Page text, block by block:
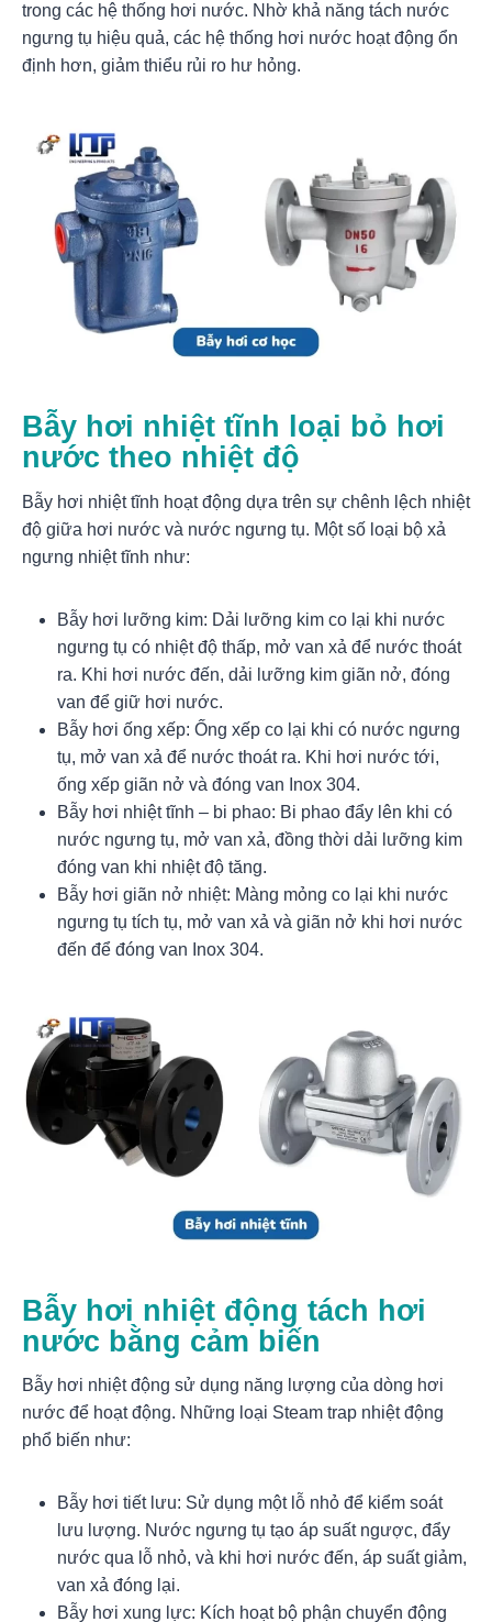
trong các hệ thống hơi nước. Nhờ khả năng tách nước
ngưng tụ hiệu quả, các hệ thống hơi nước hoạt động ổn
định hơn, giảm thiểu rủi ro hư hỏng.
Bẫy hơi nhiệt tĩnh loại bỏ hơi
nước theo nhiệt độ
Bẫy hơi nhiệt tĩnh hoạt động dựa trên sự chênh lệch nhiệt
độ giữa hơi nước và nước ngưng tụ. Một số loại bộ xả
ngưng nhiệt tĩnh như:
Bẫy hơi lưỡng kim: Dải lưỡng kim co lại khi nước
ngưng tụ có nhiệt độ thấp, mở van xả để nước thoát
ra. Khi hơi nước đến, dải lưỡng kim giãn nở, đóng
van để giữ hơi nước.
Bẫy hơi ống xếp: Ống xếp co lại khi có nước ngưng
tụ, mở van xả để nước thoát ra. Khi hơi nước tới,
ống xếp giãn nở và đóng van Inox 304.
Bẫy hơi nhiệt tĩnh – bi phao: Bi phao đẩy lên khi có
nước ngưng tụ, mở van xả, đồng thời dải lưỡng kim
đóng van khi nhiệt độ tăng.
Bẫy hơi giãn nở nhiệt: Màng mỏng co lại khi nước
ngưng tụ tích tụ, mở van xả và giãn nở khi hơi nước
đến để đóng van Inox 304.
Bẫy hơi nhiệt động tách hơi
nước bằng cảm biến
Bẫy hơi nhiệt động sử dụng năng lượng của dòng hơi
nước để hoạt động. Những loại Steam trap nhiệt động
phổ biến như:
Bẫy hơi tiết lưu: Sử dụng một lỗ nhỏ để kiểm soát
lưu lượng. Nước ngưng tụ tạo áp suất ngược, đẩy
nước qua lỗ nhỏ, và khi hơi nước đến, áp suất giảm,
van xả đóng lại.
Bẫy hơi xung lực: Kích hoạt bộ phận chuyển động